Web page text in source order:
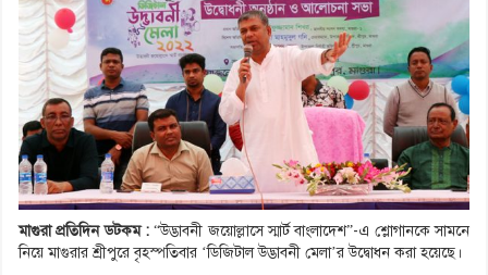
মাগুরা প্রতিদিন ডটকম : “উদ্ভাবনী জয়োল্লাসে স্মার্ট বাংলাদেশ”-এ শ্লোগানকে সামনে
নিয়ে মাগুরার শ্রীপুরে বৃহস্পতিবার ‘ডিজিটাল উদ্ভাবনী মেলা’র উদ্বোধন করা হয়েছে।